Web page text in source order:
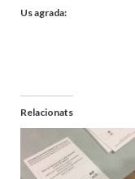
Us agrada:
Relacionats